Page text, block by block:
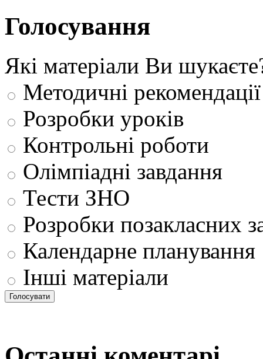
Голосування
Які матеріали Ви
Методичні рекомендації
Розробки уроків
Контрольні роботи
Олімпіадні завдання
Тести ЗНО
Розробки позакласних
Календарне планування
Інші матеріали